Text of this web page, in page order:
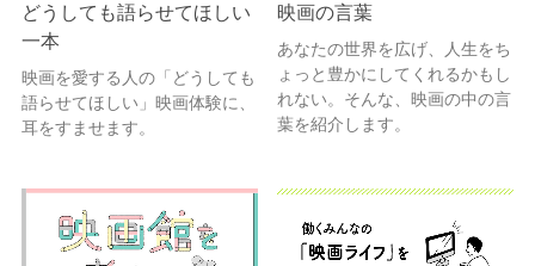
どうしても語らせてほしい
一本
映画を愛する人の「どうしても
語らせてほしい」映画体験に、
耳をすませます。
映画の言葉
あなたの世界を広げ、人生をち
ょっと豊かにしてくれるかもし
れない。そんな、映画の中の言
葉を紹介します。